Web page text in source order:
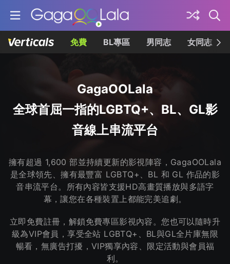
免費 BL專區 男同志 女同志
GagaOOLala
全球首屈一指的LGBTQ+、BL、GL影
音線上串流平台
擁有超過 1,600 部並持續更新的影視陣容，GagaOOLala
是全球領先、擁有最豐富 LGBTQ+、BL 和 GL 作品的影
音串流平台。所有內容皆支援HD高畫質播放與多語字
幕，讓您在各種裝置上都能完美追劇。
立即免費註冊，解鎖免費專區影視內容。您也可以隨時升
級為VIP會員，享受全站 LGBTQ+、BL與GL全片庫無限
暢看，無廣告打擾，VIP獨享內容、限定活動與會員福
利。